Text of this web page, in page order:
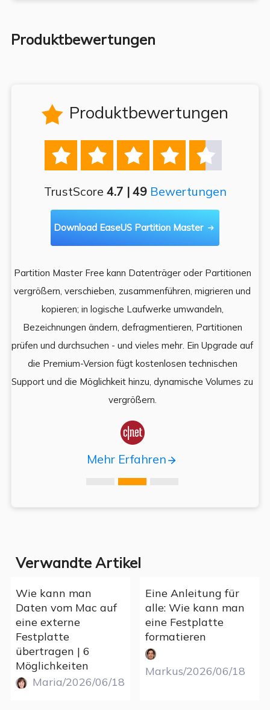
Produktbewertungen
 Produktbewertungen
    
TrustScore 4.7 | 49 Bewertungen
Download EaseUS Partition Master 
Partition Master Free kann Datenträger oder Partitionen
vergrößern, verschieben, zusammenführen, migrieren und
kopieren; in logische Laufwerke umwandeln,
Bezeichnungen ändern, defragmentieren, Partitionen
prüfen und durchsuchen - und vieles mehr. Ein Upgrade auf
die Premium-Version fügt kostenlosen technischen
Support und die Möglichkeit hinzu, dynamische Volumes zu
vergrößern.

Mehr Erfahren
Verwandte Artikel
Wie kann man
Daten vom Mac auf
eine externe
Festplatte
übertragen | 6
Möglichkeiten
Maria/2026/06/18
Eine Anleitung für
alle: Wie kann man
eine Festplatte
formatieren
Markus/2026/06/18